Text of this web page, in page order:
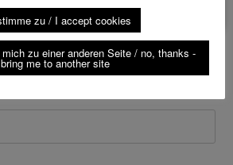
zu / I accept cookies
zu einer anderen Seite / no, thanks -
bring me to another site